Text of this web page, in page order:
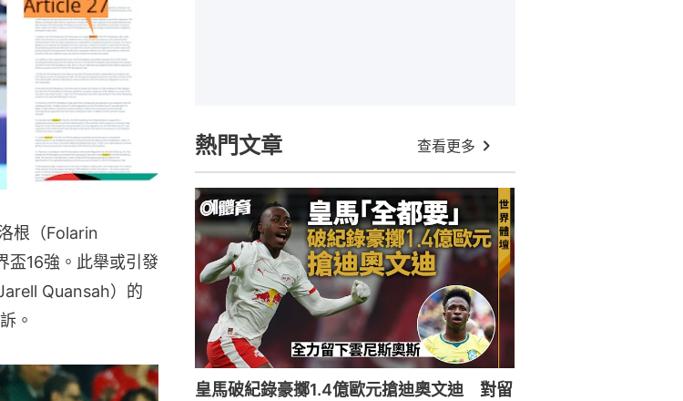
根（Folarin
盃16強。此舉或引發
Quansah）的
。
熱門文章 查看更多
皇馬破紀錄豪擲1.4億歐元搶迪奧文迪 對留